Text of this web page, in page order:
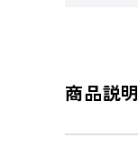
商品説明